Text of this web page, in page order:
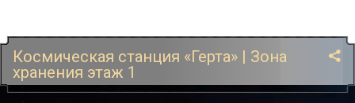
Космическая станция «Герта» | Зона
хранения этаж 1